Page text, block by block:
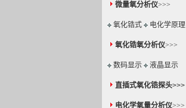
微量氧分析仪>>>
氧化锆式 电化学原理
氧化锆氧分析仪>>>
数码显示 液晶显示
直插式氧化锆探头>>>
电化学氧量分析仪>>>